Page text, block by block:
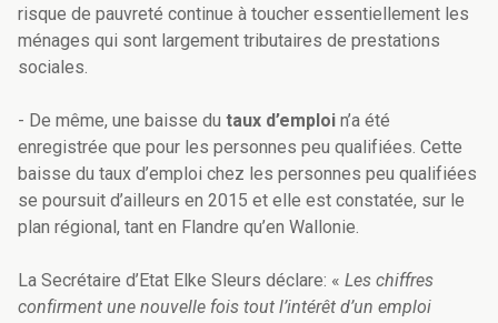
risque de pauvreté continue à toucher essentiellement les
ménages qui sont largement tributaires de prestations
sociales.
- De même, une baisse du taux d’emploi n’a été
enregistrée que pour les personnes peu qualifiées. Cette
baisse du taux d’emploi chez les personnes peu qualifiées
se poursuit d’ailleurs en 2015 et elle est constatée, sur le
plan régional, tant en Flandre qu’en Wallonie.
La Secrétaire d’Etat Elke Sleurs déclare: « Les chiffres
confirment une nouvelle fois tout l’intérêt d’un emploi